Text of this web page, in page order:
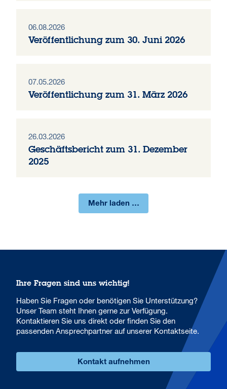
06.08.2026
Veröffentlichung zum 30. Juni 2026
07.05.2026
Veröffentlichung zum 31. März 2026
26.03.2026
Geschäftsbericht zum 31. Dezember
2025
Mehr laden …
Ihre Fragen sind uns wichtig!
Haben Sie Fragen oder benötigen Sie Unterstützung?
Unser Team steht Ihnen gerne zur Verfügung.
Kontaktieren Sie uns direkt oder finden Sie den
passenden Ansprechpartner auf unserer Kontaktseite.
Kontakt aufnehmen